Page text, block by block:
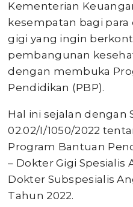
Kementerian
kesempatan bagi
gigi yang ingin
pembangunan
dengan membuka
Pendidikan (PBP).
Hal ini sejalan dengan
02.02/I/1050/2022
Program Bantuan
– Dokter Gigi Spesialis
Dokter Subspesialis
Tahun 2022.